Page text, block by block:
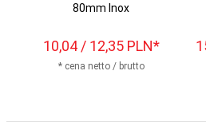
80mm Inox
10,04 / 12,35 PLN*
* cena netto / brutto